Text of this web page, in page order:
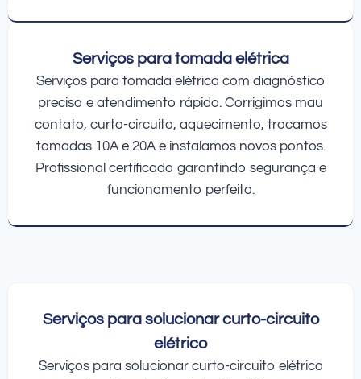
Serviços para tomada elétrica
Serviços para tomada elétrica com diagnóstico
preciso e atendimento rápido. Corrigimos mau
contato, curto-circuito, aquecimento, trocamos
tomadas 10A e 20A e instalamos novos pontos.
Profissional certificado garantindo segurança e
funcionamento perfeito.
Serviços para solucionar curto-circuito
elétrico
Serviços para solucionar curto-circuito elétrico